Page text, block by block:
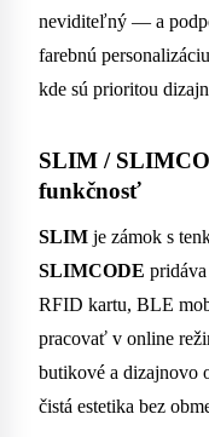
neviditeľný — a
farebnú
kde sú prioritou
SLIM /
funkčnosť
SLIM je zámok s
SLIMCODE
RFID kartu, BLE
pracovať v online
butikové a dizajnovo
čistá estetika bez